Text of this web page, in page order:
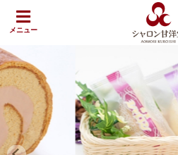
メニュー